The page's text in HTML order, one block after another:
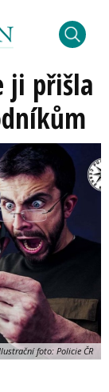
ji přišla
foto: Policie ČR